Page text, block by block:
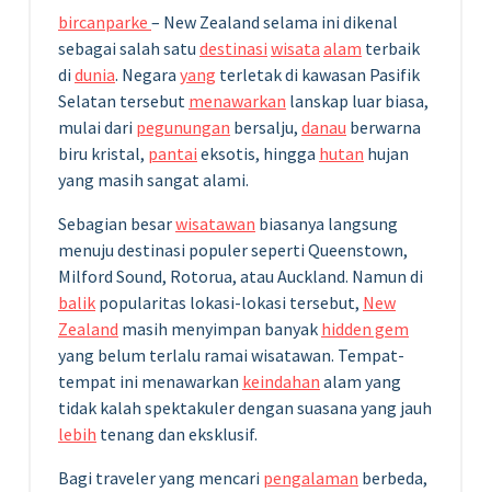
bircanparke – New Zealand selama ini dikenal
sebagai salah satu destinasi wisata alam terbaik
di dunia. Negara yang terletak di kawasan Pasifik
Selatan tersebut menawarkan lanskap luar biasa,
mulai dari pegunungan bersalju, danau berwarna
biru kristal, pantai eksotis, hingga hutan hujan
yang masih sangat alami.
Sebagian besarwisatawan biasanya langsung
menuju destinasi populer seperti Queenstown,
Milford Sound, Rotorua, atau Auckland. Namun di
balik popularitas lokasi-lokasi tersebut, New
Zealand masih menyimpan banyak hidden gem
yang belum terlalu ramai wisatawan. Tempat-
tempat ini menawarkan keindahan alam yang
tidak kalah spektakuler dengan suasana yang jauh
lebih tenang dan eksklusif.
Bagi traveler yang mencari pengalaman berbeda,